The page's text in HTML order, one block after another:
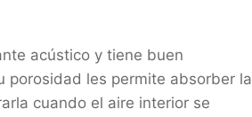
acústico y tiene buen
porosidad les permite absorber la
cuando el aire interior se